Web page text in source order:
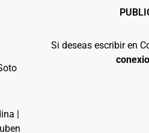
|
Si deseas escribir en